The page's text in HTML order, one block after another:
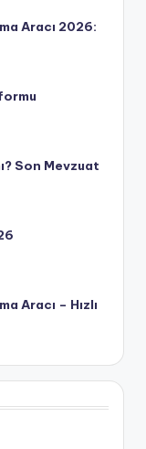
Aracı 2026:
Son Mevzuat
Aracı – Hızlı